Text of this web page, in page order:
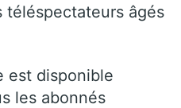
téléspectateurs âgés
est disponible
les abonnés